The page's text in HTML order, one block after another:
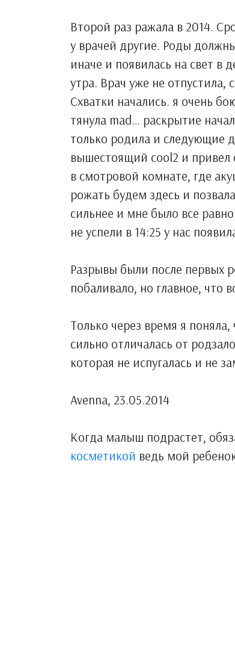
Второй раз ражала в 2014.
у врачей другие. Роды
иначе и появилась на свет в
утра. Врач уже не отпустила,
Схватки начались. я очень
тянула mad… раскрытие
только родила и следующие
вышестоящий cool2 и
в смотровой комнате, где
рожать будем здесь и
сильнее и мне было все
не успели в 14:25 у нас
Разрывы были после первых
побаливало, но главное, что
Только через время я
сильно отличалась от
которая не испугалась и не
Avenna, 23.05.2014
Когда малыш подрастет,
косметикой ведь мой